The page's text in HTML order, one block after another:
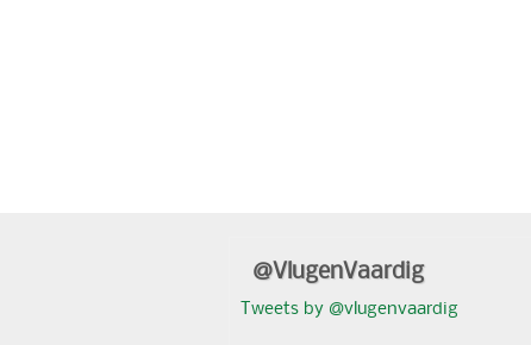
@VlugenVaardig
Tweets by @vlugenvaardig